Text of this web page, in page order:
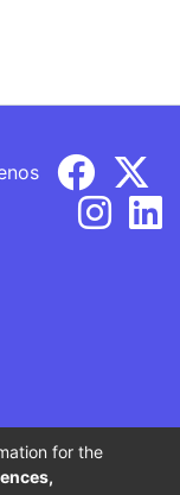
de Educación
for the